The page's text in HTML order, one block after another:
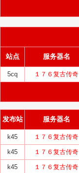
站点 服务器名
5cq １７６复古传奇
发布站 服务器名
k45 １７６复古传奇
k45 １７６复古传奇
k45 １７６复古传奇